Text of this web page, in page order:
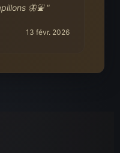
🦋⛲"
13 févr. 2026